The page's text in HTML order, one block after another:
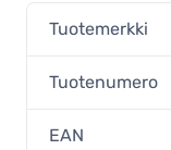
Tuotemerkki
Tuotenumero
EAN